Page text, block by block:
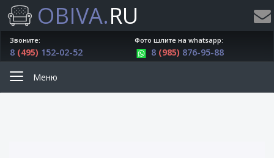
OBIVA.RU
Звоните:
8 (495) 152-02-52
Фото шлите на whatsapp:
8 (985) 876-95-88
Меню